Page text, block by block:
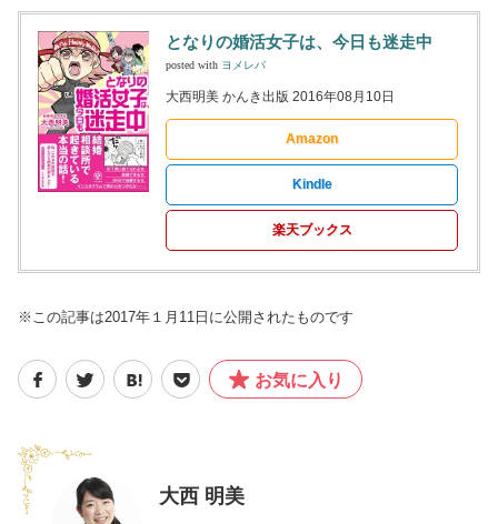
となりの婚活女子は、今日も迷走中
posted with ヨメレバ
大西明美 かんき出版 2016年08月10日
Amazon
Kindle
楽天ブックス
※この記事は2017年１月11日に公開されたものです
お気に入り
大西 明美